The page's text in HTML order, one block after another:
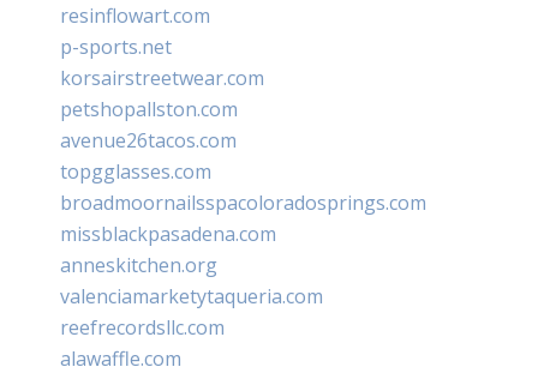
resinflowart.com
p-sports.net
korsairstreetwear.com
petshopallston.com
avenue26tacos.com
topgglasses.com
broadmoornailsspacoloradosprings.com
missblackpasadena.com
anneskitchen.org
valenciamarketytaqueria.com
reefrecordsllc.com
alawaffle.com